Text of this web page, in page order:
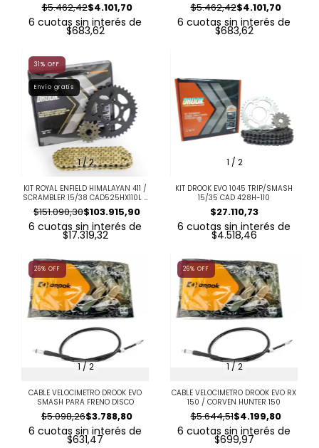
$4.101,70
$5.462,42
6 cuotas sin interés de
$683,62
$4.101,70
$5.462,42
6 cuotas sin interés de
$683,62
1/2
31 % OFF
Envío gratis
KIT ROYAL ENFIELD HIMALAYAN 411 /
SCRAMBLER 15/38 CAD525HX110L X
´RING$103.915,90
$151.090,30
6 cuotas sin interés de
$17.319,32
1 / 2
KIT DROOK EVO 1045 TRIP/SMASH
15/35 CAD 428H-110
$27.110,73
6 cuotas sin interés de
$4.518,46
1/2
26% OFF
CABLE VELOCIMETRO DROOK EVO
SMASH PARA FRENO DISCO
$3.788,80
$5.098,26
6 cuotas sin interés de
$631,47
1/2
26% OFF
CABLE VELOCIMETRO DROOK EVO RX
150 / CORVEN HUNTER 150
$4.199,80
$5.644,51
6 cuotas sin interés de
$699,97